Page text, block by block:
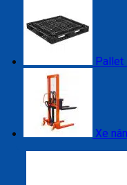
Pallet
Xe